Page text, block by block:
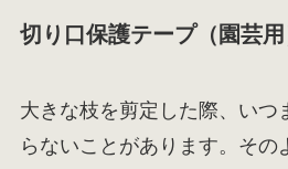
切り口保護テープ（園芸用
大きな枝を剪定した際、いつ
らないことがあります。その